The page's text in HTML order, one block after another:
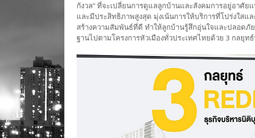
กังวล” ที่จะเปลี่ยนการดูแลลูกบ้านและสังคมการอยู่อาศั
และมีประสิทธิภาพสูงสุด มุ่งเน้นการให้บริการที่โปร่งใส
สร้างความสัมพันธ์ที่ดี ทำให้ลูกบ้านรู้สึกอุ่นใจและปลอดภั
ฐานไปตามโครงการหัวเมืองทั่วประเทศไทยด้วย 3 กลยุท